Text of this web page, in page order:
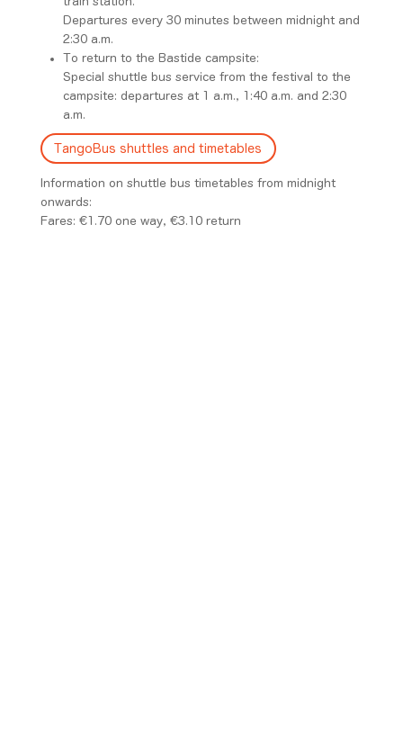
Departures every 30 minutes between midnight and
2:30 a.m.
To return to the Bastide campsite:
Special shuttle bus service from the festival to the
campsite: departures at 1 a.m., 1:40 a.m. and 2:30
a.m.
TangoBus shuttles and timetables
Information on shuttle bus timetables from midnight
onwards:
Fares: €1.70 one way, €3.10 return